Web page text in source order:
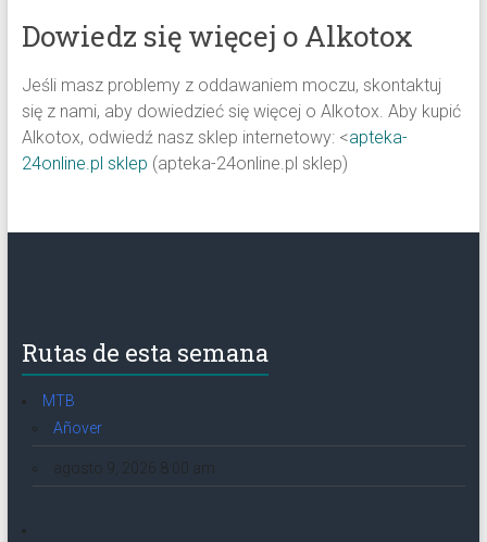
Dowiedz się więcej o Alkotox
Jeśli masz problemy z oddawaniem moczu, skontaktuj
się z nami, aby dowiedzieć się więcej o Alkotox. Aby kupić
Alkotox, odwiedź nasz sklep internetowy: <apteka-
24online.pl sklep (apteka-24online.pl sklep)
Rutas de esta semana
MTB
Añover
agosto 9, 2026 8:00 am